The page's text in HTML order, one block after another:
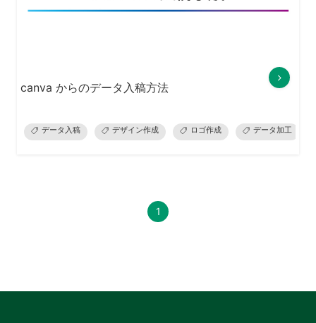
canva からのデータ入稿方法
データ入稿 デザイン作成 ロゴ作成 データ加工
1